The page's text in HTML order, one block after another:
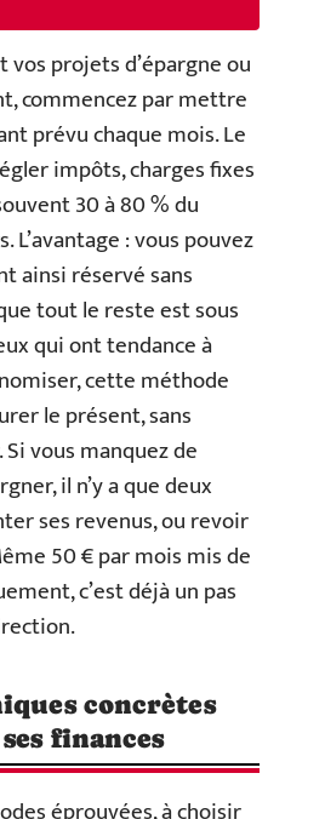
vos projets d’épargne ou
commencez par mettre
prévu chaque mois. Le
impôts, charges fixes
30 à 80 % du
L’avantage : vous pouvez
ainsi réservé sans
tout le reste est sous
qui ont tendance à
cette méthode
le présent, sans
vous manquez de
il n’y a que deux
ses revenus, ou revoir
50 € par mois mis de
c’est déjà un pas
concrètes
finances